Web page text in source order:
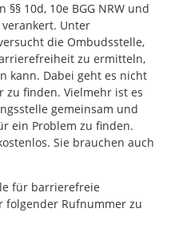
10d, 10e BGG NRW und
verankert. Unter
die Ombudsstelle,
zu ermitteln,
kann. Dabei geht es nicht
zu finden. Vielmehr ist es
gemeinsam und
ein Problem zu finden.
Sie brauchen auch
für barrierefreie
folgender Rufnummer zu